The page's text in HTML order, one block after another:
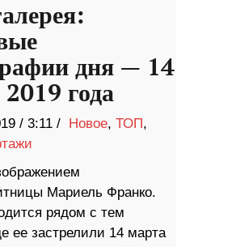
дня — 14
года
/ 3:11 / Новое, ТОП,
Мариель Франко.
рядом с тем
ее застрелили 14 марта